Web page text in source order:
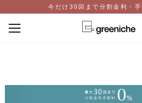
ツ
今だけ30回まで分割金利・手